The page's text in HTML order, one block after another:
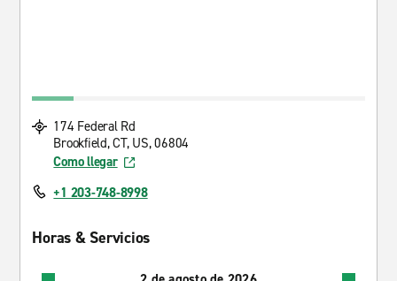
174 Federal Rd
Brookfield, CT, US, 06804
Como llegar
+1 203-748-8998
Horas & Servicios